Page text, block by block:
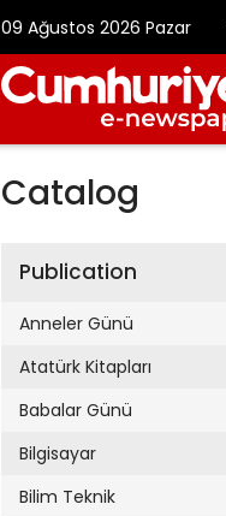
09 Ağustos 2026 Pazar
Catalog
Publication
Anneler Günü
Atatürk Kitapları
Babalar Günü
Bilgisayar
Bilim Teknik